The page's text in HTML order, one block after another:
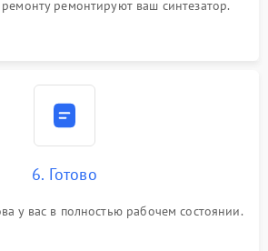
ремонтируют ваш синтезатор.
6. Готово
у вас в полностью рабочем состоянии.